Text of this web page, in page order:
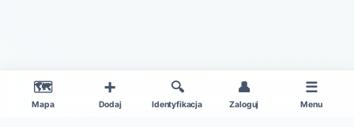
🗺️
Mapa
➕
Dodaj
🔍
Identyfikacja
👤
Zaloguj
☰
Menu